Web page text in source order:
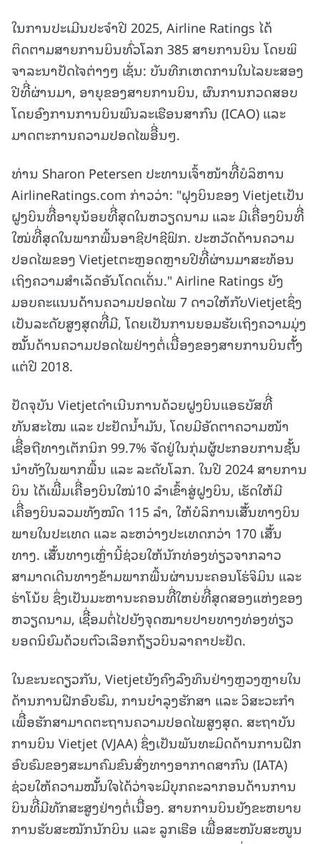
ໃນການປະເມີນປະຈໍາປີ 2025, Airline Ratings ໄດ້
ຕິດຕາມສາຍການບິນທົ່ວໂລກ 385 ສາຍການບິນ ໂດຍພິ
ຈາລະນາປັດໄຈຕ່າງໆ ເຊັ່ນ: ບັນທືກເຫດການໃນໄລຍະສອງ
ປີທີີ່ຜ່ານມາ, ອາຍຸຂອງສາຍການບິນ, ຜົນການກວດສອບ
ໂດຍອົງການການບິນພົນລະເຮືອນສາກົນ (ICAO) ແລະ
ມາດຕະການຄວາມປອດໄພອືີ່ນໆ.
ທ່ານ Sharon Petersen ປະທານເຈົ້າໜ້າທີີ່ບໍລິຫານ
AirlineRatings.com ກ່າວວ່າ: "ຝຸງບິນຂອງ Vietjetເປັນ
ຝູງບິນທີີ່ອາຍຸນ້ອຍທີີ່ສຸດໃນຫວຽດນາມ ແລະ ມີເຄືີ່ອງບິນທີີ່
ໃໝ່ທີີ່ສຸດໃນພາກພື້ນອາຊີປາຊີຟິກ. ປະຫວັດດ້ານຄວາມ
ປອດໄພຂອງ Vietjetຕະຫຼອດຫຼາຍປີທີີ່ຜ່ານມາສະທ້ອນ
ເຖິງຄວາມສໍາເລັດອັນໂດດເດັ່ນ." Airline Ratings ຍັງ
ມອບຄະແນນດ້ານຄວາມປອດໄພ 7 ດາວໃຫ້ກັບVietjetຊຶ່ງ
ເປັນລະດັບສູງສຸດທີີ່ມີ, ໂດຍເປັນການຍອມຮັບເຖິງຄວາມມຸ່ງ
ໝັັ້ນດ້ານຄວາມປອດໄພຢ່າງຕໍ່ເນືີ່ອງຂອງສາຍການບິນຕັັ້ງ
ແຕ່ປີ 2018.
ປັດຈຸບັນ Vietjetດໍາເນີນການດ້ວຍຝູງບິນແອຣບັສທີີ່
ທັນສະໄໝ ແລະ ປະຢັດນໍ້າມັນ, ໂດຍມີອັດຕາຄວາມໜ້າ
ເຊືີ່ອຖືທາງເຕັກນິກ 99.7% ຈັດຢູ່ໃນກຸ່ມຜູ້ປະກອບການຊັັ້ນ
ນໍາທັງໃນພາກພື້ນ ແລະ ລະດັບໂລກ. ໃນປີ 2024 ສາຍການ
ບິນ ໄດ້ເພີີ່ມເຄືີ່ອງບິນໃໝ່10 ລໍາເຂົ້າສູ່ຝູງບິນ, ເຮັດໃຫ້ມີ
ເຄືີ່ອງບິນລວມທັງໝົດ 115 ລໍາ, ໃຫ້ບໍລິການເສັັ້ນທາງບິນ
ພາຍໃນປະເທດ ແລະ ລະຫວ່າງປະເທດກວ່າ 170 ເສັັ້ນ
ທາງ. ເສັັ້ນທາງເຫຼົ່ານີ້ຊ່ວຍໃຫ້ນັກທ່ອງທ່ຽວຈາກລາວ
ສາມາດເດີນທາງຂ້າມພາກພື້ນຜ່ານນະຄອນໂຮ່ຈິມິນ ແລະ
ຮ່າໂນ້ຍ ຊຶ່ງເປັນມະຫານະຄອນທີີ່ໃຫຍ່ທີີ່ສຸດສອງແຫ່ງຂອງ
ຫວຽດນາມ, ເຊືີ່ອມຕໍ່ໄປຍັງຈຸດໝາຍປາຍທາງທ່ອງທ່ຽວ
ຍອດນິຍົມດ້ວຍຕົວເລືອກຖ້ຽວບິນລາຄາປະຢັດ.
ໃນຂະນະດຽວກັນ, Vietjetຍັງຄົງລົງທຶນຢ່າງຫຼວງຫຼາຍໃນ
ດ້ານການຝືກອົບຮົມ, ການບໍາລຸງຮັກສາ ແລະ ວິສະວະກໍາ
ເພືີ່ອຮັກສາມາດຕະຖານຄວາມປອດໄພສູງສຸດ. ສະຖາບັນ
ການບິນ Vietjet (VJAA) ຊຶ່ງເປັນພັນທະມິດດ້ານການຝືກ
ອົບຮົມຂອງສະມາຄົມຂົນສົ່ງທາງອາກາດສາກົນ (IATA)
ຊ່ວຍໃຫ້ຄວາມໝັັ້ນໃຈໄດ້ວ່າຈະມີບຸກຄະລາກອນດ້ານການ
ບິນທີີ່ມີທັກສະສູງຢ່າງຕໍ່ເນືີ່ອງ. ສາຍການບິນຍັງຂະຫຍາຍ
ການຮັບສະໝັກນັກບິນ ແລະ ລູກເຮືອ ເພືີ່ອສະໜັບສະໜູນ